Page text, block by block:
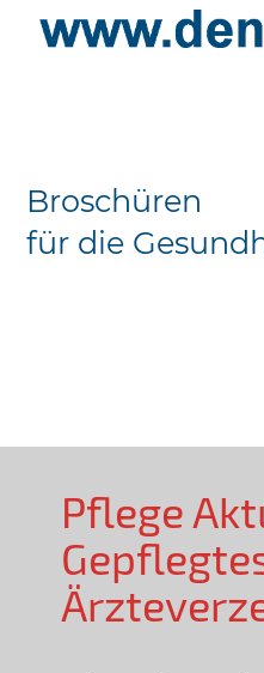
Broschüren
für die
Pflege